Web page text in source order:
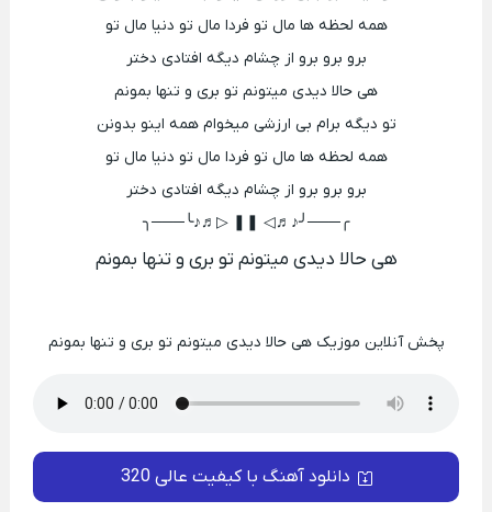
همه لحظه ها مال تو فردا مال تو دنیا مال تو
برو برو برو از چشام دیگه افتادی دختر
هی حالا دیدی میتونم تو بری و تنها بمونم
تو دیگه برام بی ارزشی میخوام همه اینو بدونن
همه لحظه ها مال تو فردا مال تو دنیا مال تو
برو برو برو از چشام دیگه افتادی دختر
╭───╯♪♬◁ ❚❚ ▷♬♪╰───╮
هی حالا دیدی میتونم تو بری و تنها بمونم
پخش آنلاین موزیک هی حالا دیدی میتونم تو بری و تنها بمونم
دانلود آهنگ با کیفیت عالی 320